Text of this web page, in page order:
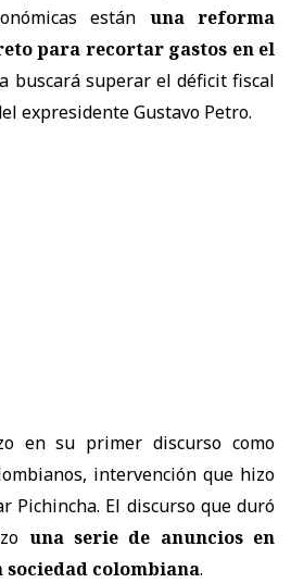
están una reforma
para recortar gastos en el
buscará superar el déficit fiscal
expresidente Gustavo Petro.
en su primer discurso como
intervención que hizo
Pichincha. El discurso que duró
una serie de anuncios en
sociedad colombiana.